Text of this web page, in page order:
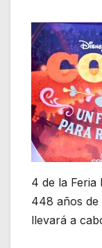
4 de la Feria
448 años de
llevará a